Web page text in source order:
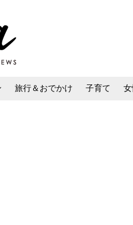
旅行＆おでかけ 子育て